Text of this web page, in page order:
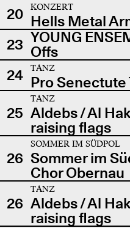
20
KONZERT
Hells Metal
23 YOUNG
Offs
24
TANZ
Pro Senectute
25
TANZ
Aldebs / Al
raising flags
26
SOMMER IM SÜDPOL
Sommer im
Chor Obernau
26
TANZ
Aldebs / Al
raising flags